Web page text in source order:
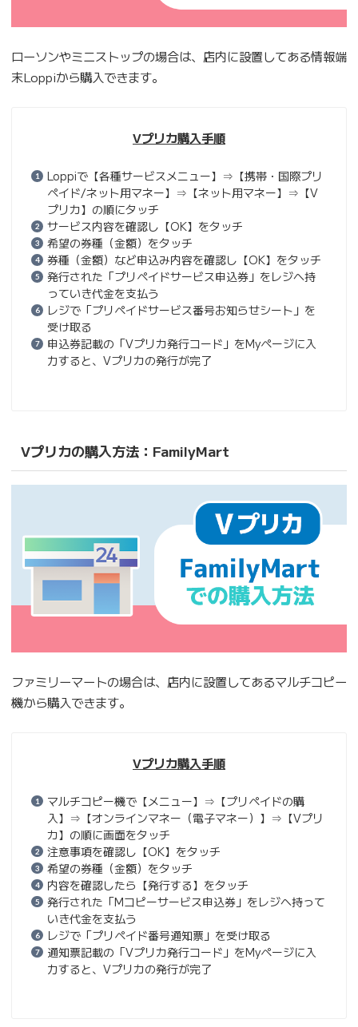
ローソンやミニストップの場合は、店内に設置してある情報端
末Loppiから購入できます。
Vプリカ購入手順
Loppiで【各種サービスメニュー】⇒【携帯・国際プリ
ペイド/ネット用マネー】⇒【ネット用マネー】⇒【V
プリカ】の順にタッチ
サービス内容を確認し【OK】をタッチ
希望の券種（金額）をタッチ
券種（金額）など申込み内容を確認し【OK】をタッチ
発行された「プリペイドサービス申込券」をレジへ持
っていき代金を支払う
レジで「プリペイドサービス番号お知らせシート」を
受け取る
申込券記載の「Vプリカ発行コード」をMyページに入
力すると、Vプリカの発行が完了
Vプリカの購入方法：FamilyMart
ファミリーマートの場合は、店内に設置してあるマルチコピー
機から購入できます。
Vプリカ購入手順
マルチコピー機で【メニュー】⇒【プリペイドの購
入】⇒【オンラインマネー（電子マネー）】⇒【Vプリ
カ】の順に画面をタッチ
注意事項を確認し【OK】をタッチ
希望の券種（金額）をタッチ
内容を確認したら【発行する】をタッチ
発行された「Mコピーサービス申込券」をレジへ持って
いき代金を支払う
レジで「プリペイド番号通知票」を受け取る
通知票記載の「Vプリカ発行コード」をMyページに入
力すると、Vプリカの発行が完了